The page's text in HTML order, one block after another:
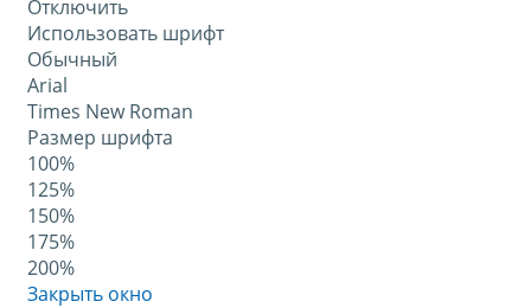
Отключить
Использовать шрифт
Обычный
Arial
Times New Roman
Размер шрифта
100%
125%
150%
175%
200%
Закрыть окно